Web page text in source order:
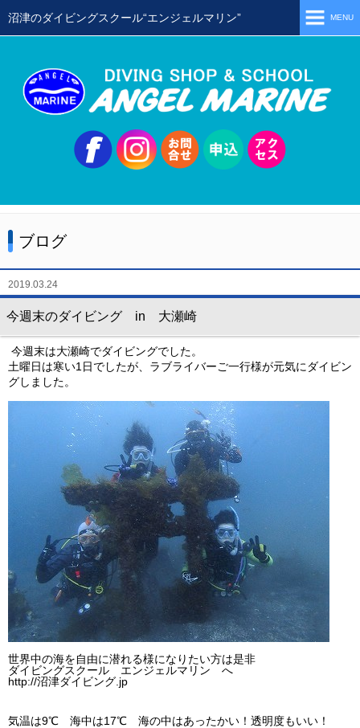
沼津のダイビングスクール“エンジェルマリン” MENU
当店の特徴
スクールメニュー
ステップアップコース
会員限定ツアー
ミニツアー
ビッグツアー
イベント
お客様の声
ブログ
2019.03.24
今週末のダイビング in 大瀬崎
今週末は大瀬崎でダイビングでした。
土曜日は寒い1日でしたが、ラブライバーご一行様が元気にダイビン
グしました。
世界中の海を自由に潜れる様になりたい方は是非
ダイビングスクール エンジェルマリン へ
http://沼津ダイビング.jp
気温は9℃ 海中は17℃ 海の中はあったかい！透明度もいい！